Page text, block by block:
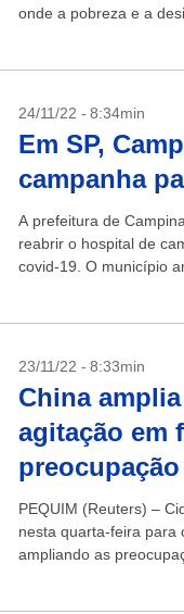
onde a pobreza e a
24/11/22 - 8:34min
Em SP,
campanha
A prefeitura de
reabrir o hospital de
covid-19. O município
23/11/22 - 8:33min
China
agitação em
PEQUIM (Reuters) –
nesta quarta-feira para
ampliando as